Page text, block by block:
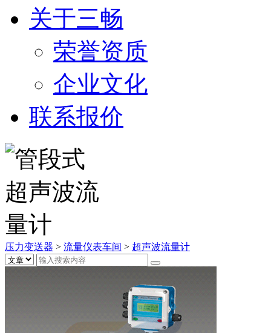
关于三畅
荣誉资质
企业文化
联系报价
压力变送器 > 流量仪表车间 > 超声波流量计